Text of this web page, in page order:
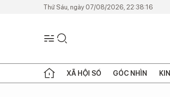
Thứ Sáu, ngày 07/08/2026, 22:38:16
XÃ HỘI SỐ GÓC NHÌN